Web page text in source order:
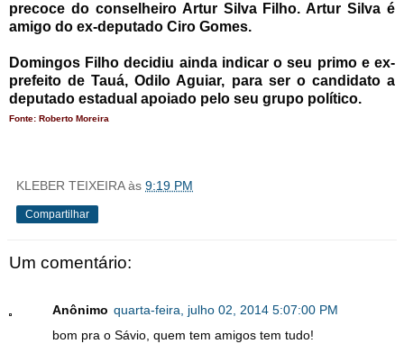
precoce do conselheiro Artur Silva Filho. Artur Silva é
amigo do ex-deputado Ciro Gomes.
Domingos Filho decidiu ainda indicar o seu primo e ex-
prefeito de Tauá, Odilo Aguiar, para ser o candidato a
deputado estadual apoiado pelo seu grupo político.
Fonte: Roberto Moreira
KLEBER TEIXEIRA às 9:19 PM
Compartilhar
Um comentário:
Anônimo quarta-feira, julho 02, 2014 5:07:00 PM
bom pra o Sávio, quem tem amigos tem tudo!